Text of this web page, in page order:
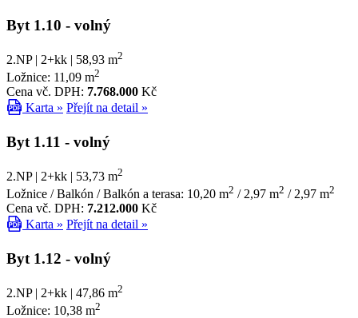
Byt 1.10 - volný
2.NP | 2+kk | 58,93 m2
Ložnice: 11,09 m2
Cena vč. DPH: 7.768.000 Kč
Karta » Přejít na detail »
Byt 1.11 - volný
2.NP | 2+kk | 53,73 m2
Ložnice / Balkón / Balkón a terasa: 10,20 m2 / 2,97 m2 / 2,97 m2
Cena vč. DPH: 7.212.000 Kč
Karta » Přejít na detail »
Byt 1.12 - volný
2.NP | 2+kk | 47,86 m2
Ložnice: 10,38 m2